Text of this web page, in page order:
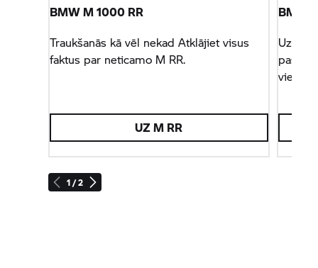
1 / 2
BMW M1000 RR
Traukšanās kā vēl nekad Atklājiet visus
faktus par neticamo M RR.
UZM RR
BMW
vietnē.